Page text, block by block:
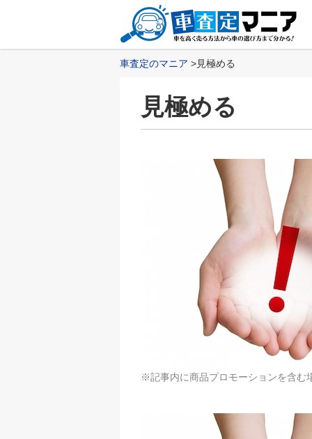
車査定のマニア 見極める
見極める
※記事内に商品プロモーションを含む